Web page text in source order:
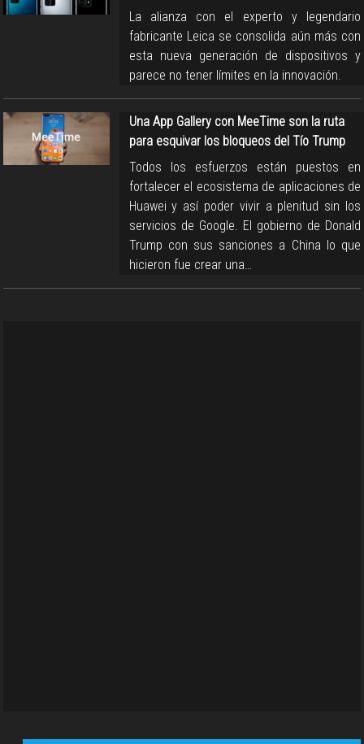
La alianza con el experto y legendario
fabricante Leica se consolida aún más con
esta nueva generación de dispositivos y
parece no tener límites en la innovación.
Una App Gallery con MeeTime son la ruta
para esquivar los bloqueos del Tío Trump
Todos los esfuerzos están puestos en
fortalecer el ecosistema de aplicaciones de
Huawei y así poder vivir a plenitud sin los
servicios de Google. El gobierno de Donald
Trump con sus sanciones a China lo que
hicieron fue crear una…